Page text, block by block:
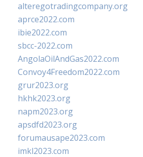
alteregotradingcompany.org
aprce2022.com
ibie2022.com
sbcc-2022.com
AngolaOilAndGas2022.com
Convoy4Freedom2022.com
grur2023.org
hkhk2023.org
napm2023.org
apsdfd2023.org
forumausape2023.com
imkl2023.com